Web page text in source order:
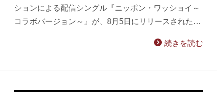
ションによる配信シングル『ニッポン・ワッショイ～
コラボバージョン～』が、8月5日にリリースされた…
続きを読む